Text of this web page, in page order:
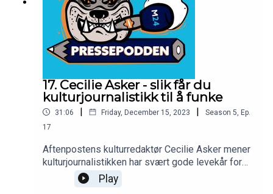
17. Cecilie Asker - slik får du
kulturjournalistikk til å funke
31:06 | Friday, December 15, 2023 | Season 5 Ep.
17
Aftenpostens kulturredaktør Cecilie Asker mener
kulturjournalistikken har svært gode levekår for
fremtiden, men understreker at det må gjøres
konkrete grep. I Pressepodden deler hun de
Play